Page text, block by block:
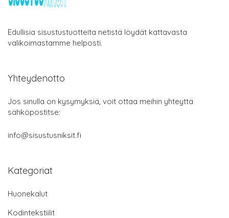
Edullisia sisustustuotteita netistä löydät kattavasta
valikoimastamme helposti.
Yhteydenotto
Jos sinulla on kysymyksiä, voit ottaa meihin yhteyttä
sähköpostitse:
info@sisustusniksit.fi
Kategoriat
Huonekalut
Kodintekstiilit